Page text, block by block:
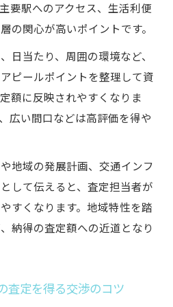
要駅へのアクセス、生活利便
の関心が高いポイントです。
日当たり、周囲の環境など、
ピールポイントを整理して資
額に反映されやすくなりま
広い間口などは高評価を得や
地域の発展計画、交通インフ
して伝えると、査定担当者が
すくなります。地域特性を踏
納得の査定額への近道となり
査定を得る交渉のコツ